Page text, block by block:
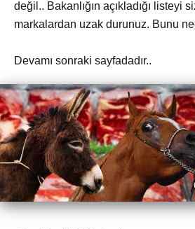
değil.. Bakanlığın açıkladığı listeyi
markalardan uzak durunuz. Bunu
Devamı sonraki sayfadadır..